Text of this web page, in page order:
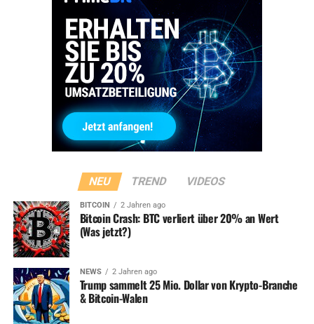
NEU TREND VIDEOS
BITCOIN 2 Jahren ago
Bitcoin Crash: BTC verliert über 20% an Wert
(Was jetzt?)
NEWS 2 Jahren ago
Trump sammelt 25 Mio. Dollar von Krypto-Branche
& Bitcoin-Walen